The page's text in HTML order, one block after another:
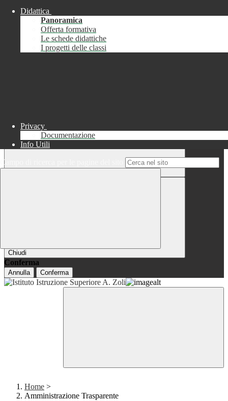
Chiudi
Informazione
Chiudi
Conferma
Annulla Conferma
Didattica
Panoramica
Offerta formativa
Le schede didattiche
I progetti delle classi
Privacy
Documentazione
Info Utili
Campo di ricerca per le pagine del sito
Home >
Amministrazione Trasparente